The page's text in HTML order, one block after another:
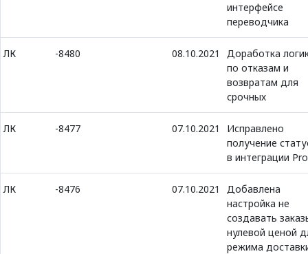
интерфейсе
переводчика
ЛК -8480 08.10.2021
Доработка
по отказам и
возвратам для
срочных
ЛК -8477 07.10.2021
Исправлено
получение
в интеграции
ЛК -8476 07.10.2021
Добавлена
настройка не
создавать
нулевой ценой
режима